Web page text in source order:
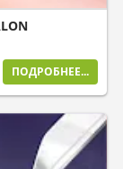
ПОДРОБНЕЕ...